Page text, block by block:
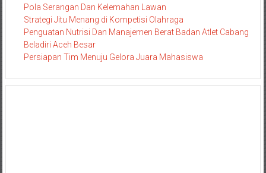
Pola Serangan Dan Kelemahan Lawan
Strategi Jitu Menang di Kompetisi Olahraga
Penguatan Nutrisi Dan Manajemen Berat Badan Atlet Cabang
Beladiri Aceh Besar
Persiapan Tim Menuju Gelora Juara Mahasiswa